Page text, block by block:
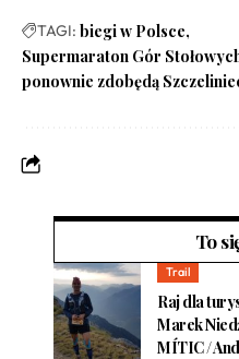
TAGI: biegi w Polsce
Supermaraton Gór
ponownie zdobędą
To
Trail
Raj dla
Marek
MÍTIC /